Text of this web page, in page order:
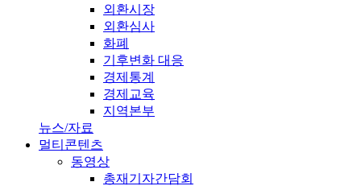
외환시장
외환심사
화폐
기후변화 대응
경제통계
경제교육
지역본부
뉴스/자료
멀티콘텐츠
동영상
총재기자간담회